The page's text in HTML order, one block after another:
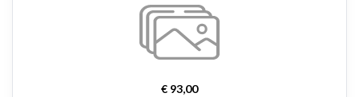
€ 93,00